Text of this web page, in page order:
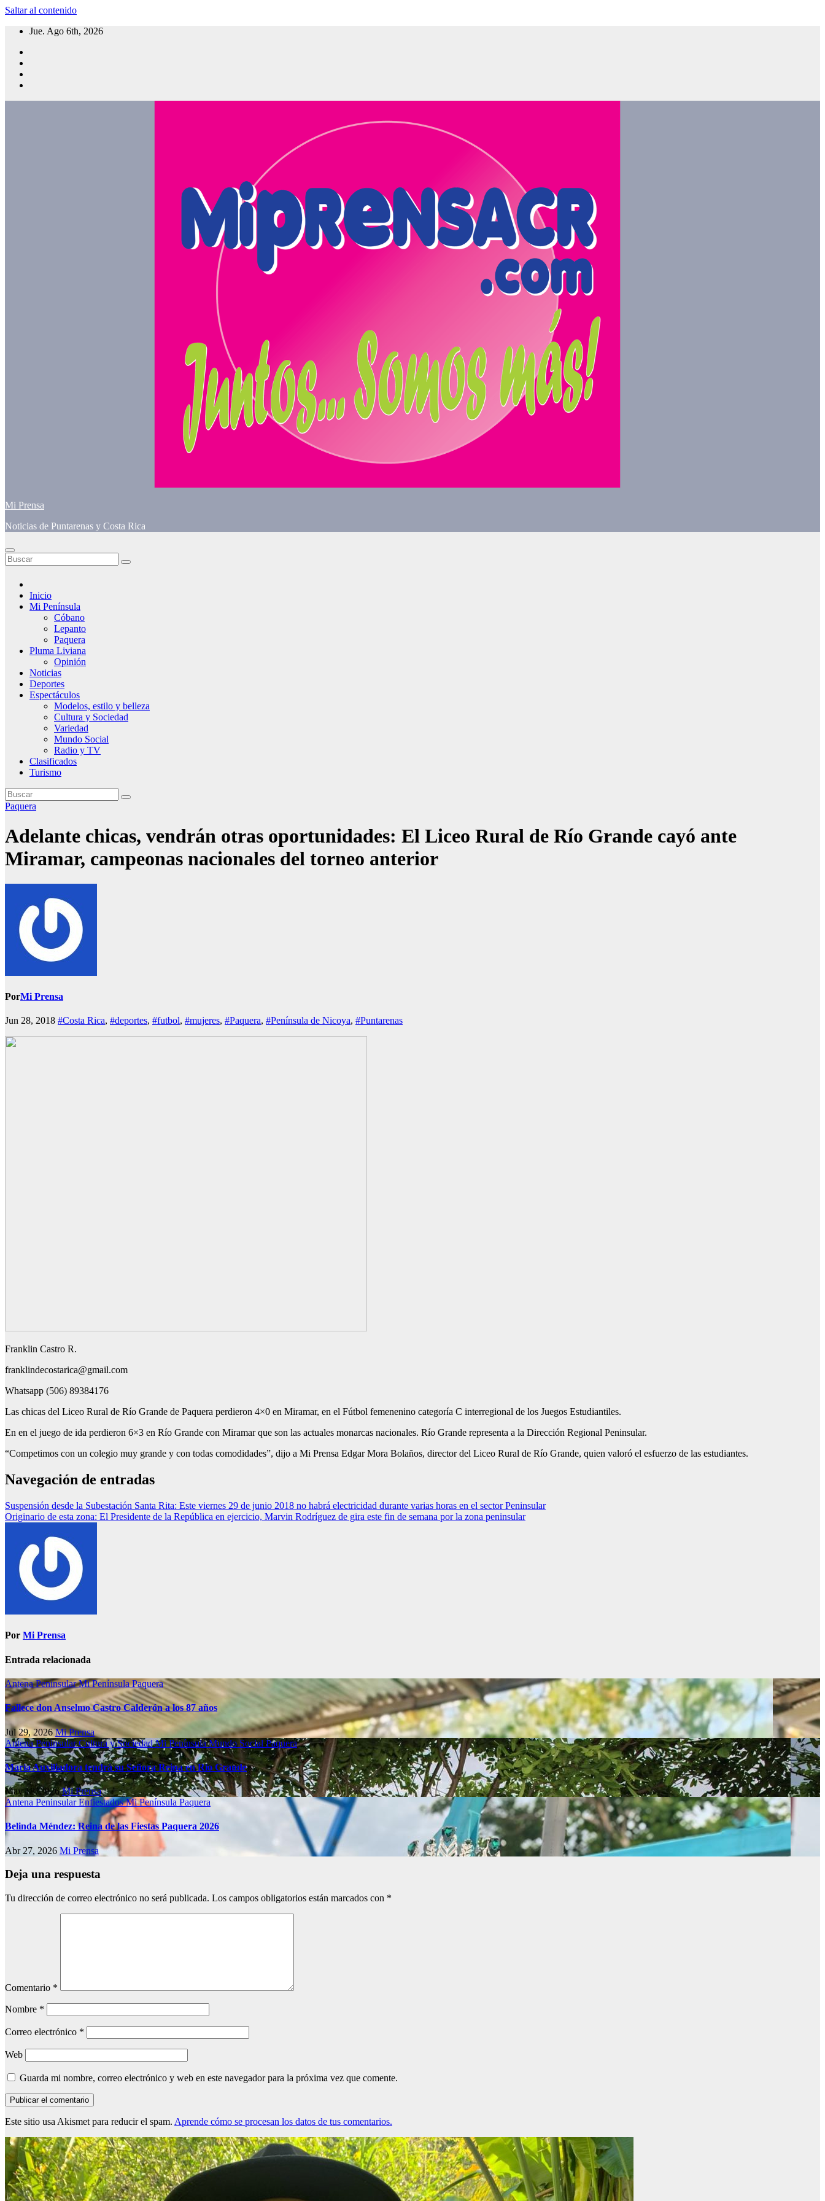
Saltar al contenido
Jue. Ago 6th, 2026
Mi Prensa
Noticias de Puntarenas y Costa Rica
Inicio
Mi Península
Cóbano
Lepanto
Paquera
Pluma Liviana
Opinión
Noticias
Deportes
Espectáculos
Modelos, estilo y belleza
Cultura y Sociedad
Variedad
Mundo Social
Radio y TV
Clasificados
Turismo
Paquera
Adelante chicas, vendrán otras oportunidades: El Liceo Rural de Río Grande cayó ante
Miramar, campeonas nacionales del torneo anterior
PorMi Prensa
Jun 28, 2018 #Costa Rica, #deportes, #futbol, #mujeres, #Paquera, #Península de Nicoya, #Puntarenas
Franklin Castro R.
franklindecostarica@gmail.com
Whatsapp (506) 89384176
Las chicas del Liceo Rural de Río Grande de Paquera perdieron 4×0 en Miramar, en el Fútbol femenenino categoría C interregional de los Juegos Estudiantiles.
En en el juego de ida perdieron 6×3 en Río Grande con Miramar que son las actuales monarcas nacionales. Río Grande representa a la Dirección Regional Peninsular.
“Competimos con un colegio muy grande y con todas comodidades”, dijo a Mi Prensa Edgar Mora Bolaños, director del Liceo Rural de Río Grande, quien valoró el esfuerzo de las estudiantes.
Navegación de entradas
Suspensión desde la Subestación Santa Rita: Este viernes 29 de junio 2018 no habrá electricidad durante varias horas en el sector Peninsular
Originario de esta zona: El Presidente de la República en ejercicio, Marvin Rodríguez de gira este fin de semana por la zona peninsular
Por Mi Prensa
Entrada relacionada
Antena PeninsularMi PenínsulaPaquera
Fallece don Anselmo Castro Calderón a los 87 años
Jul 29, 2026Mi Prensa
Antena PeninsularCultura y SociedadMi PenínsulaMundo SocialPaquera
María Auxiliadora tendrá su Señora Reina en Río Grande
May 18, 2026Mi Prensa
Antena PeninsularEnfiestadosMi Península Paquera
Belinda Méndez: Reina de las Fiestas Paquera 2026
Abr 27, 2026 Mi Prensa
Deja una respuesta
Tu dirección de correo electrónico no será publicada. Los campos obligatorios están marcados con *
Comentario *
Nombre *
Correo electrónico *
Web
Guarda mi nombre, correo electrónico y web en este navegador para la próxima vez que comente.
Este sitio usa Akismet para reducir el spam. Aprende cómo se procesan los datos de tus comentarios.